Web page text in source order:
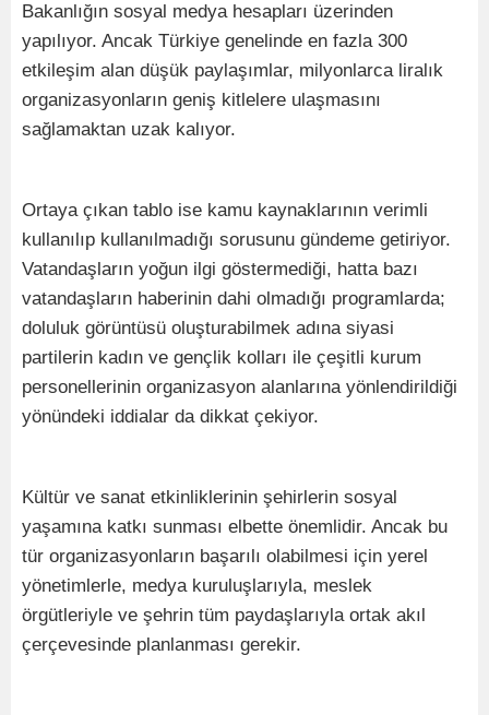
Bakanlığın sosyal medya hesapları üzerinden
yapılıyor. Ancak Türkiye genelinde en fazla 300
etkileşim alan düşük paylaşımlar, milyonlarca liralık
organizasyonların geniş kitlelere ulaşmasını
sağlamaktan uzak kalıyor.
Ortaya çıkan tablo ise kamu kaynaklarının verimli
kullanılıp kullanılmadığı sorusunu gündeme getiriyor.
Vatandaşların yoğun ilgi göstermediği, hatta bazı
vatandaşların haberinin dahi olmadığı programlarda;
doluluk görüntüsü oluşturabilmek adına siyasi
partilerin kadın ve gençlik kolları ile çeşitli kurum
personellerinin organizasyon alanlarına yönlendirildiği
yönündeki iddialar da dikkat çekiyor.
Kültür ve sanat etkinliklerinin şehirlerin sosyal
yaşamına katkı sunması elbette önemlidir. Ancak bu
tür organizasyonların başarılı olabilmesi için yerel
yönetimlerle, medya kuruluşlarıyla, meslek
örgütleriyle ve şehrin tüm paydaşlarıyla ortak akıl
çerçevesinde planlanması gerekir.